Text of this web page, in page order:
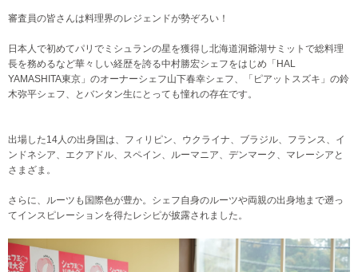
審査員の皆さんは料理界のレジェンドが勢ぞろい！
日本人で初めてパリでミシュランの星を獲得し北海道洞爺湖サミットで総料理
長を務めるなど華々しい経歴を誇る中村勝宏シェフをはじめ「HAL
YAMASHITA東京」のオーナーシェフ山下春幸シェフ、「ピアットスズキ」の鈴
木弥平シェフ、とバンタン生にとっても憧れの存在です。
出場した14人の出身国は、フィリピン、ウクライナ、ブラジル、フランス、イ
ンドネシア、エクアドル、スペイン、ルーマニア、デンマーク、マレーシアと
さまざま。
さらに、ルーツも国際色が豊か。シェフ自身のルーツや両親の出身地まで遡っ
てインスピレーションを得たレシピが披露されました。